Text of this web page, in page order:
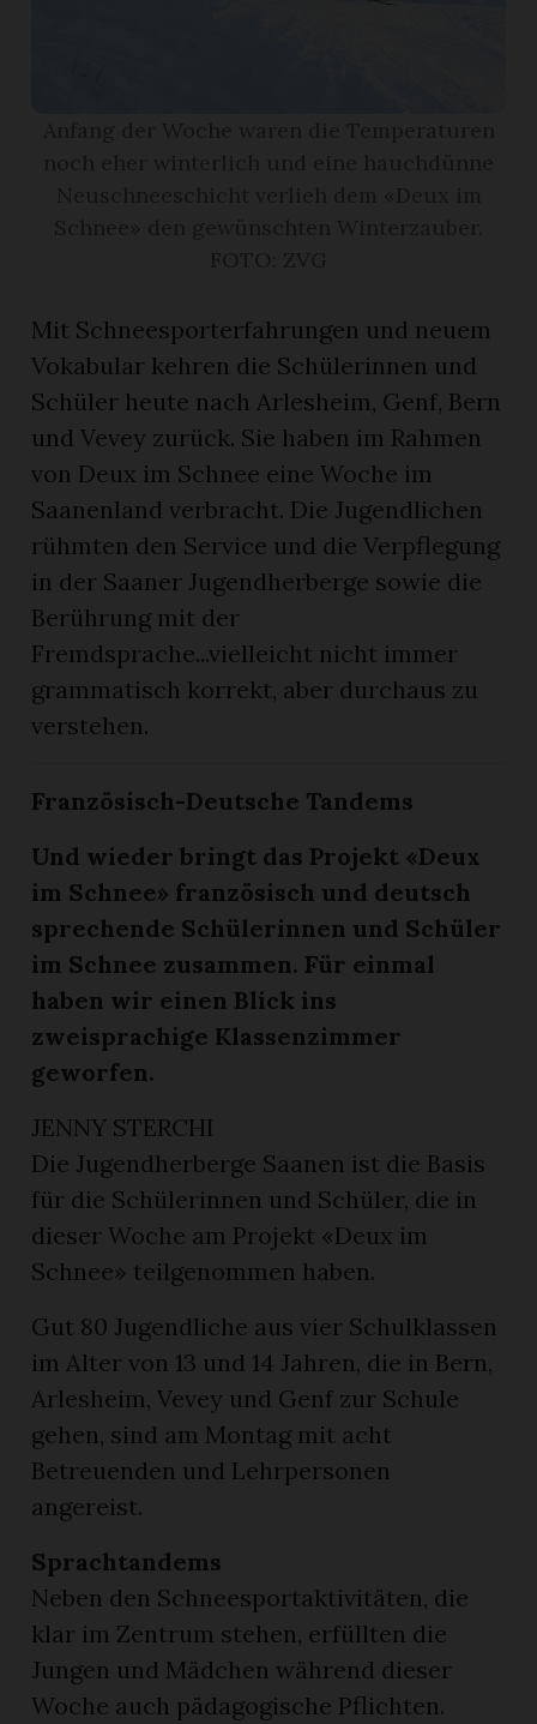
Mit Schneesporterfahrungen und neuem
Vokabular kehren die Schülerinnen und
Schüler heute nach Arlesheim, Genf, Bern
und Vevey zurück. Sie haben im Rahmen
von Deux im Schnee eine Woche im
Saanenland verbracht. Die Jugendlichen
rühmten den Service und die Verpflegung
in der Saaner Jugendherberge sowie die
Berührung mit der
Fremdsprache...vielleicht nicht immer
grammatisch korrekt, aber durchaus zu
verstehen.
Französisch-Deutsche Tandems
Und wieder bringt das Projekt «Deux
im Schnee» französisch und deutsch
sprechende Schülerinnen und Schüler
im Schnee zusammen. Für einmal
haben wir einen Blick ins
zweisprachige Klassenzimmer
geworfen.
JENNY STERCHI
Die Jugendherberge Saanen ist die Basis
für die Schülerinnen und Schüler, die in
dieser Woche am Projekt «Deux im
Schnee» teilgenommen haben.
Gut 80 Jugendliche aus vier Schulklassen
im Alter von 13 und 14 Jahren, die in Bern,
Arlesheim, Vevey und Genf zur Schule
gehen, sind am Montag mit acht
Betreuenden und Lehrpersonen
angereist.
Sprachtandems
Neben den Schneesportaktivitäten, die
klar im Zentrum stehen, erfüllten die
Jungen und Mädchen während dieser
Woche auch pädagogische Pflichten.